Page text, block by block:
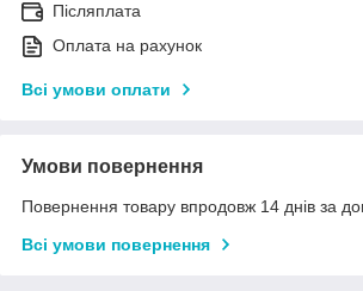
Післяплата
Оплата на рахунок
Всі умови оплати
Умови повернення
Повернення товару впродовж 14 днів за
Всі умови повернення